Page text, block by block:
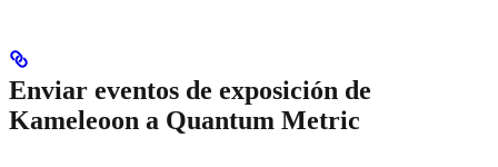
Enviar eventos de exposición de
Kameleoon a Quantum Metric